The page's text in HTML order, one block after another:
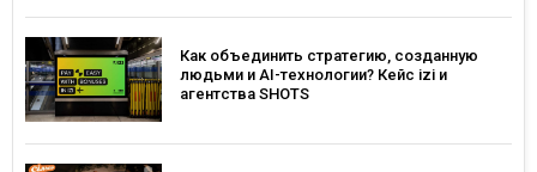
Как объединить стратегию, созданную
людьми и AI-технологии? Кейс izi и
агентства SHOTS